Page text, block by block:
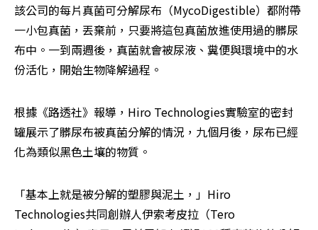
該公司的每片真菌可分解尿布（MycoDigestible）都附帶
一小包真菌，丟棄前，只要將這包真菌放進使用過的髒尿
布中。一到兩週後，真菌就會被尿液、糞便與環境中的水
份活化，開始生物降解過程。
根據《路透社》報導，Hiro Technologies實驗室的密封
罐展示了髒尿布被真菌分解的情況，九個月後，尿布已經
化為類似黑色土壤的物質。
「基本上就是被分解的塑膠與泥土，」Hiro
Technologies共同創辦人伊索考皮拉（Tero